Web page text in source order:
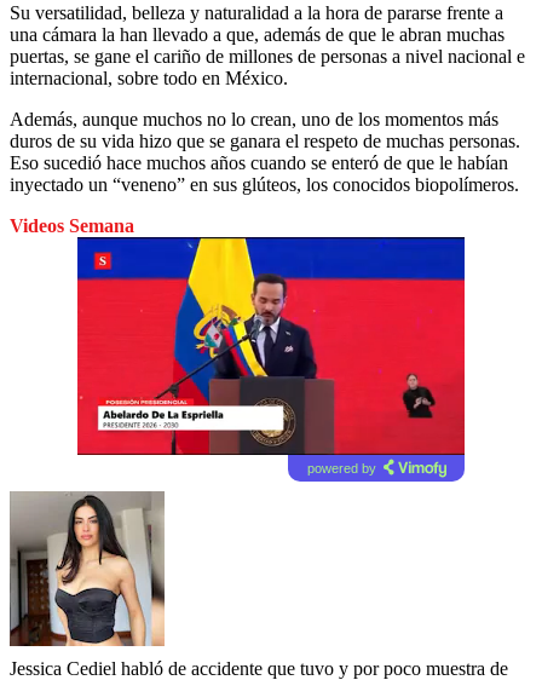
Su versatilidad, belleza y naturalidad a la hora de pararse frente a
una cámara la han llevado a que, además de que le abran muchas
puertas, se gane el cariño de millones de personas a nivel nacional e
internacional, sobre todo en México.
Además, aunque muchos no lo crean, uno de los momentos más
duros de su vida hizo que se ganara el respeto de muchas personas.
Eso sucedió hace muchos años cuando se enteró de que le habían
inyectado un “veneno” en sus glúteos, los conocidos biopolímeros.
Videos Semana
powered by
Jessica Cediel habló de accidente que tuvo y por poco muestra de